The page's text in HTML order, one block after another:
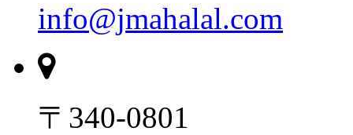
info@jmahalal.com
〒340-0801